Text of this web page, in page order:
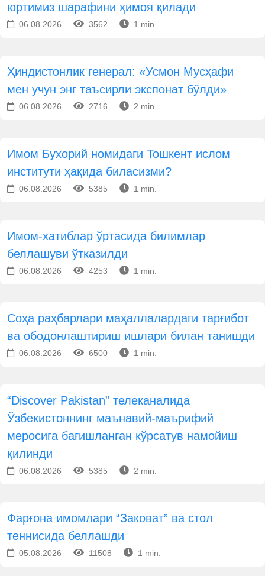
юртимиз шарафини ҳимоя қилади
06.08.2026 3562 1 min.
Ҳиндистонлик генерал: «Усмон Мусҳафи
мен учун энг таъсирли экспонат бўлди»
06.08.2026 2716 2 min.
Имом Бухорий номидаги Тошкент ислом
институти ҳақида биласизми?
06.08.2026 5385 1 min.
Имом-хатиблар ўртасида билимлар
беллашуви ўтказилди
06.08.2026 4253 1 min.
Соҳа раҳбарлари маҳаллалардаги тарғибот
ва ободонлаштириш ишлари билан танишди
06.08.2026 6500 1 min.
“Discover Pakistan” телеканалида
Ўзбекистоннинг маънавий-маърифий
меросига бағишланган кўрсатув намойиш
қилинди
06.08.2026 5385 2 min.
Фарғона имомлари “Заковат” ва стол
теннисида беллашди
05.08.2026 11508 1 min.